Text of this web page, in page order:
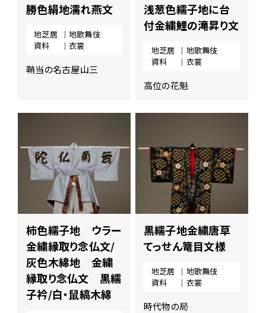
勝色絹地濡れ燕文
地芝居
｜地歌舞伎
資料
｜衣裳
鞘当の名古屋山三
浅葱色繻子地に台
付金繍鯉の滝昇り文
地芝居
｜地歌舞伎
資料
｜衣裳
高位の花魁
柿色繻子地 ウラー
金繍縁取り念仏文/
灰色木綿地 金繍
縁取り念仏文 黒繻
子衿/白・鼠縞木綿
黒繻子地金繍唐草
てっせん篭目文様
地芝居
｜地歌舞伎
資料
｜衣裳
時代物の局